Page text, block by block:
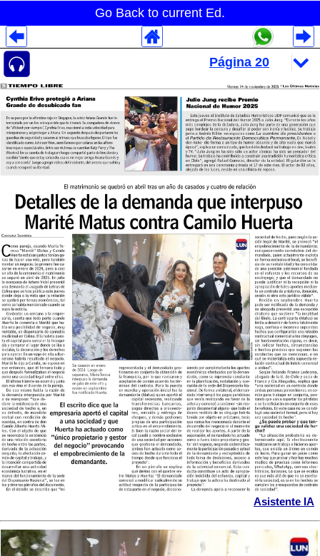
Go Back to current Ed.
Asistente IA
Despliegues Analytics
Despliegues Totales
Despliegues por Rubros